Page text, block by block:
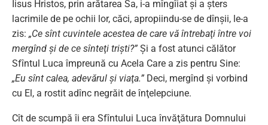
Iisus Hristos, prin arătarea Sa, i-a mîngîiat şi a şters
lacrimile de pe ochii lor, căci, apropiindu-se de dînşii, le-a
zis: „Ce sînt cuvintele acestea de care vă întrebaţi între voi
mergînd şi de ce sînteţi trişti?” Şi a fost atunci călător
Sfîntul Luca împreună cu Acela Care a zis pentru Sine:
„Eu sînt calea, adevărul şi viaţa.” Deci, mergînd şi vorbind
cu El, a rostit adînc negrăit de înţelepciune.
Cît de scumpă îi era Sfîntului Luca învăţătura Domnului